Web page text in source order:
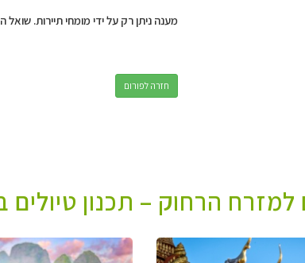
מענה ניתן רק על ידי מומחי תיירות.
חזרה לפורום
למזרח הרחוק – תכנון